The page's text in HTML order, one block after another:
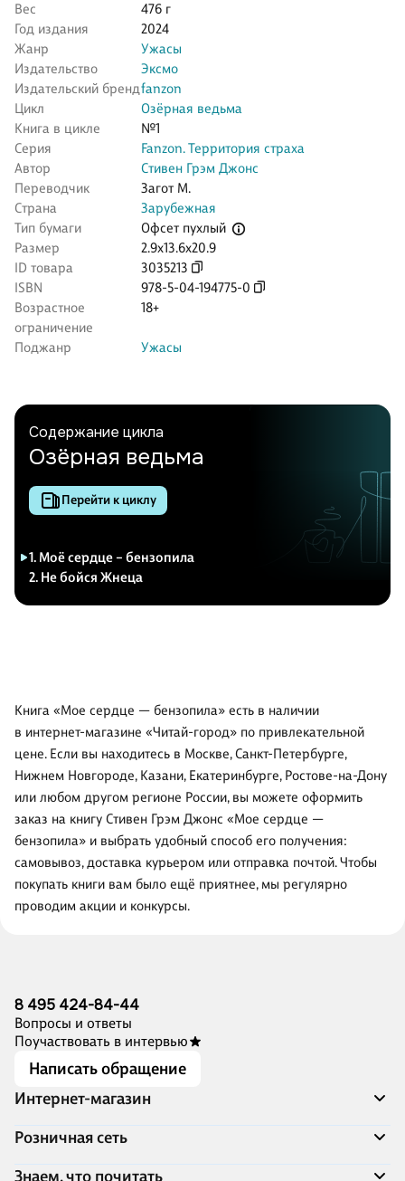
Вес
476 г
Год издания
2024
Жанр
Ужасы
Издательство
Эксмо
Издательский брендfanzon
Цикл
Озёрная ведьма
Книга в цикле
№1
Серия
Fanzon. Территория страха
Автор
Стивен Грэм Джонс
Переводчик
Загот М.
Страна
Зарубежная
Тип бумаги
Офсет пухлый
Размер
2.9x13.6x20.9
ID товара
3035213
ISBN
978-5-04-194775-0
Возрастное
ограничение
18+
Поджанр Ужасы
Содержание цикла
Озёрная ведьма
Перейти к циклу
1. Моё сердце – бензопила
2. Не бойся Жнеца
Книга «Мое сердце — бензопила» есть в наличии
в интернет-магазине «Читай-город» по привлекательной
цене. Если вы находитесь в Москве, Санкт-Петербурге,
Нижнем Новгороде, Казани, Екатеринбурге, Ростове-на-Дону
или любом другом регионе России, вы можете оформить
заказ на книгу Стивен Грэм Джонс «Мое сердце —
бензопила» и выбрать удобный способ его получения:
самовывоз, доставка курьером или отправка почтой. Чтобы
покупать книги вам было ещё приятнее, мы регулярно
проводим акции и конкурсы.
8 495 424-84-44
Вопросы и ответы
Поучаствовать в интервью
Написать обращение
Интернет-магазин
Акции
Доставка и оплата
Розничная сеть
Адреса магазинов
Знаем, что почитать